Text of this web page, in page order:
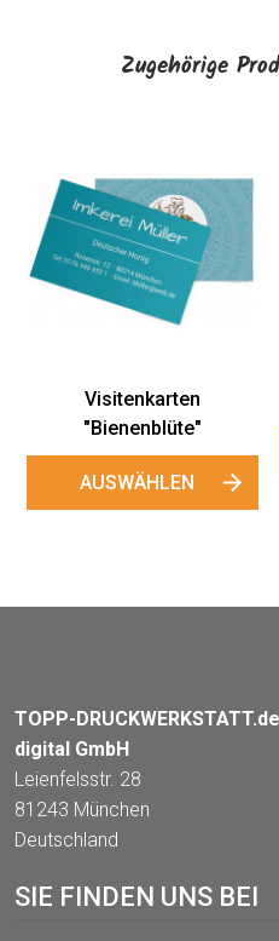
Zugehörige
Grußkarten
TOPP-
digital GmbH
Leienfelsstr. 28
81243 München
Deutschland
SIE FINDEN UNS BEI